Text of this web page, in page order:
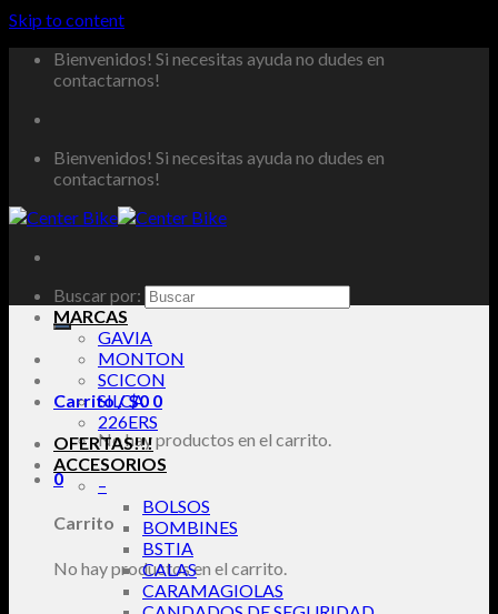
Skip to content
Bienvenidos! Si necesitas ayuda no dudes en
contactarnos!
Bienvenidos! Si necesitas ayuda no dudes en
contactarnos!
Buscar por:
Carrito /$0 0
No hay productos en el carrito.
0
Carrito
No hay productos en el carrito.
MARCAS
GAVIA
MONTON
SCICON
SILCA
226ERS
OFERTAS!!!
ACCESORIOS
–
BOLSOS
BOMBINES
BSTIA
CALAS
CARAMAGIOLAS